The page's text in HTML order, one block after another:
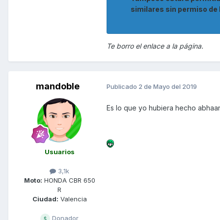
similares sin permiso
Te borro el enlace a la página.
mandoble
Usuarios
3,1k
Moto: HONDA CBR 650
R
Ciudad: Valencia
Donador
Publicado 2 de Mayo del 2019
Es lo que yo hubiera hecho